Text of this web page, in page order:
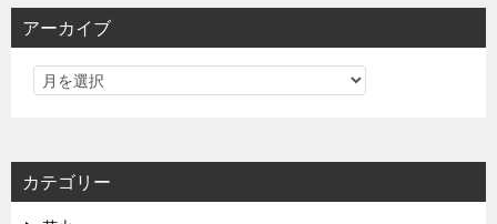
アーカイブ
カテゴリー